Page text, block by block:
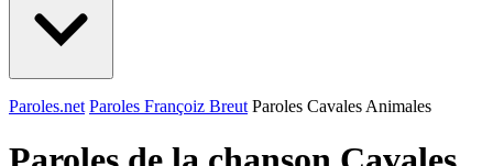
Paroles.net Paroles Françoiz Breut Paroles Cavales Animales